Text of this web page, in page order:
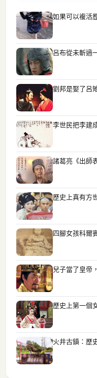
如果可以複活
呂布從未斬過
劉邦是娶了呂
李世民把李建
諸葛亮《出師
歷史上真有方
四腳女孩科爾
兒子當了皇帝
歷史上第一個
火井古鎮：歷